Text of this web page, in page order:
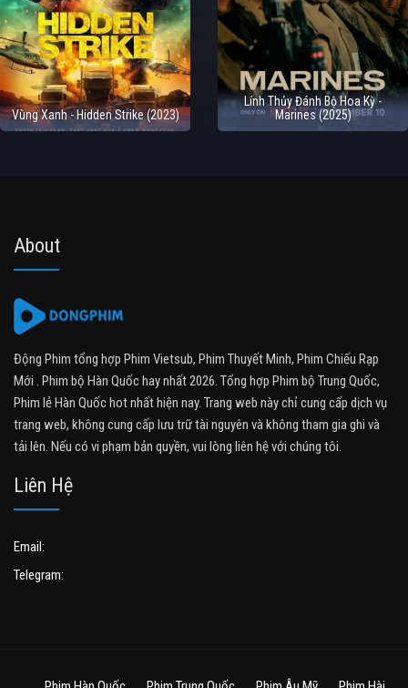
Vùng Xanh - Hidden Strike (2023)
Lính Thủy Đánh Bộ Hoa Kỳ -
Marines (2025)
About
Động Phim tổng hợp Phim Vietsub, Phim Thuyết Minh, Phim Chiếu Rạp
Mới . Phim bộ Hàn Quốc hay nhất 2026. Tổng hợp Phim bộ Trung Quốc,
Phim lẻ Hàn Quốc hot nhất hiện nay. Trang web này chỉ cung cấp dịch vụ
trang web, không cung cấp lưu trữ tài nguyên và không tham gia ghi và
tải lên. Nếu có vi phạm bản quyền, vui lòng liên hệ với chúng tôi.
Liên Hệ
Email:
Telegram: